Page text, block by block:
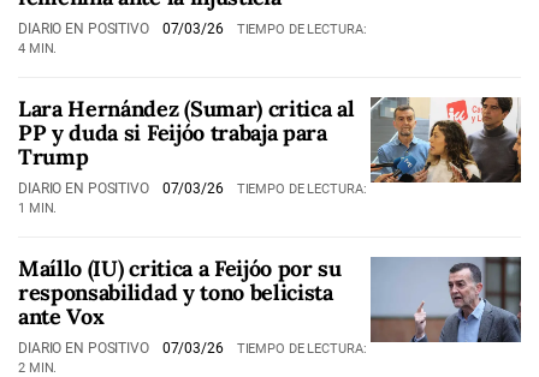
DIARIO EN POSITIVO 07/03/26
TIEMPO DE LECTURA:
4 MIN.
Lara Hernández (Sumar) critica al
PP y duda si Feijóo trabaja para
Trump
DIARIO EN POSITIVO 07/03/26
TIEMPO DE LECTURA:
1 MIN.
Maíllo (IU) critica a Feijóo por su
responsabilidad y tono belicista
ante Vox
DIARIO EN POSITIVO 07/03/26
TIEMPO DE LECTURA:
2 MIN.